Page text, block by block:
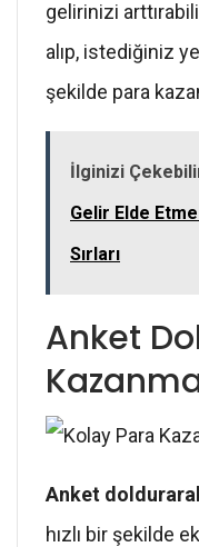
gelirinizi
alıp, istediğiniz
şekilde para
İlginizi
Gelir Elde Etme
Sırları
Anket
Anket
hızlı bir şekilde